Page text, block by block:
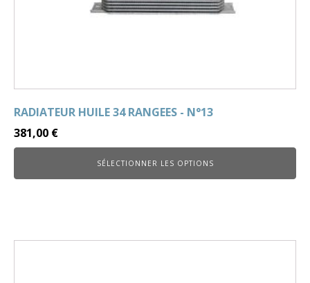
RADIATEUR HUILE 34 RANGEES - N°13
381,00 €
SÉLECTIONNER LES OPTIONS